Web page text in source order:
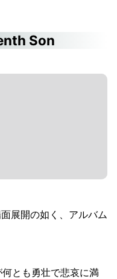
Son
展開の如く、アルバム
とも勇壮で悲哀に満